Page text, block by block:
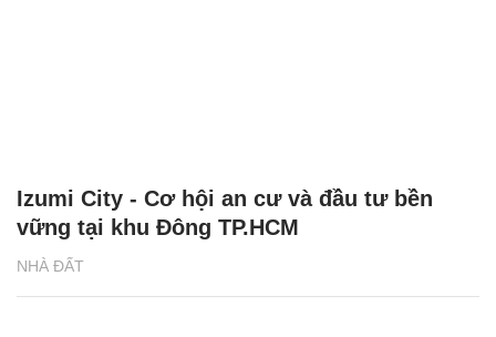
NHÀ ĐẤT
Izumi City - Cơ hội an cư và đầu tư bền
vững tại khu Đông TP.HCM